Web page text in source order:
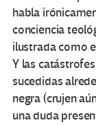
habla
conciencia
ilustrada como
Y las
sucedidas
negra (crujen
una duda